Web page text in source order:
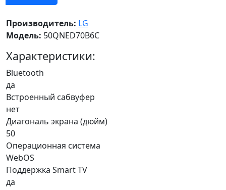
Производитель: LG
Модель: 50QNED70B6C
Характеристики:
Bluetooth
да
Встроенный сабвуфер
нет
Диагональ экрана (дюйм)
50
Операционная система
WebOS
Поддержка Smart TV
да